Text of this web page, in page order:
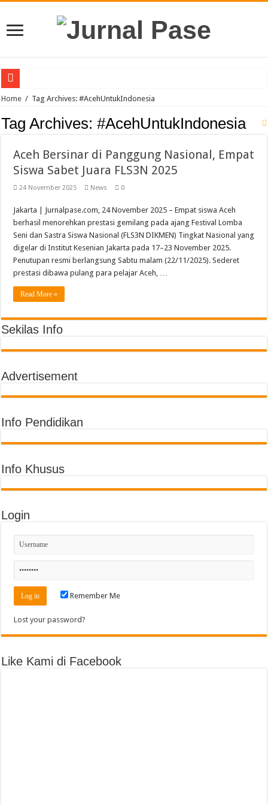
Puluhan Guru Berkumpul di TPN XIII Aceh Utara, Kacabdin Tekankan Cetak
Home / Tag Archives: #AcehUntukIndonesia
Tag Archives:#AcehUntukIndonesia
Aceh Bersinar di Panggung Nasional, Empat
Siswa Sabet Juara FLS3N 2025
24 November 2025 News 0
Jakarta | Jurnalpase.com, 24 November 2025 – Empat siswa Aceh
berhasil menorehkan prestasi gemilang pada ajang Festival Lomba
Seni dan Sastra Siswa Nasional (FLS3N DIKMEN) Tingkat Nasional yang
digelar di Institut Kesenian Jakarta pada 17–23 November 2025.
Penutupan resmi berlangsung Sabtu malam (22/11/2025). Sederet
prestasi dibawa pulang para pelajar Aceh, …
Read More »
Sekilas Info
Advertisement
Info Pendidikan
Info Khusus
Login
Remember Me
Lost your password?
Like Kami di Facebook